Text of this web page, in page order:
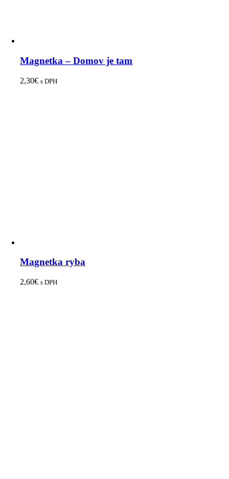
Magnetka – Domov je tam
2,30€ s DPH
Magnetka ryba
2,60€ s DPH